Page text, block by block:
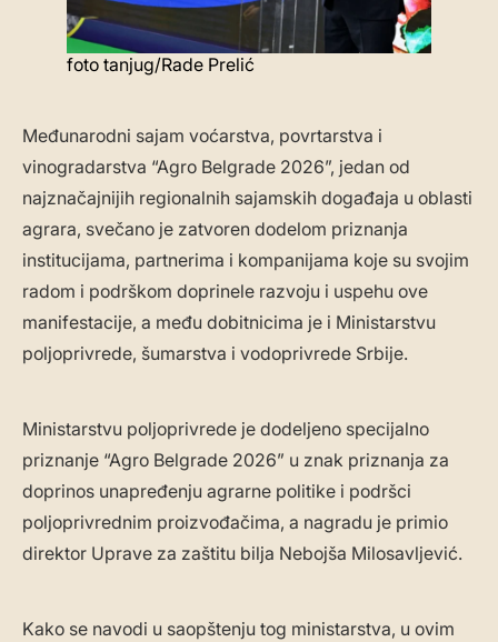
foto tanjug/Rade Prelić
Međunarodni sajam voćarstva, povrtarstva i
vinogradarstva “Agro Belgrade 2026”, jedan od
najznačajnijih regionalnih sajamskih događaja u oblasti
agrara, svečano je zatvoren dodelom priznanja
institucijama, partnerima i kompanijama koje su svojim
radom i podrškom doprinele razvoju i uspehu ove
manifestacije, a među dobitnicima je i Ministarstvu
poljoprivrede, šumarstva i vodoprivrede Srbije.
Ministarstvu poljoprivrede je dodeljeno specijalno
priznanje “Agro Belgrade 2026” u znak priznanja za
doprinos unapređenju agrarne politike i podršci
poljoprivrednim proizvođačima, a nagradu je primio
direktor Uprave za zaštitu bilja Nebojša Milosavljević.
Kako se navodi u saopštenju tog ministarstva, u ovim